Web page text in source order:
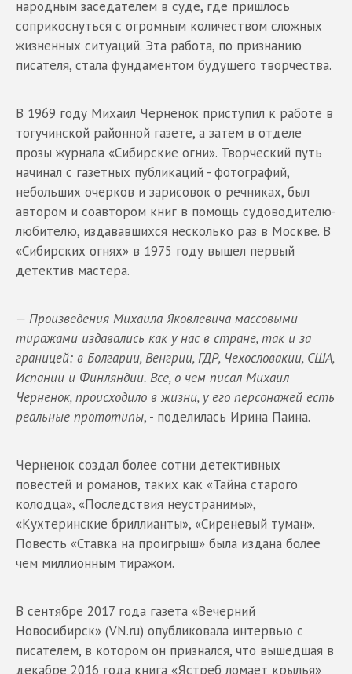
народным заседателем в суде, где пришлось
соприкоснуться с огромным количеством сложных
жизненных ситуаций. Эта работа, по признанию
писателя, стала фундаментом будущего творчества.
В 1969 году Михаил Черненок приступил к работе в
тогучинской районной газете, а затем в отделе
прозы журнала «Сибирские огни». Творческий путь
начинал с газетных публикаций - фотографий,
небольших очерков и зарисовок о речниках, был
автором и соавтором книг в помощь судоводителю-
любителю, издававшихся несколько раз в Москве. В
«Сибирских огнях» в 1975 году вышел первый
детектив мастера.
— Произведения Михаила Яковлевича массовыми
тиражами издавались как у нас в стране, так и за
границей: в Болгарии, Венгрии, ГДР, Чехословакии, США,
Испании и Финляндии. Все, о чем писал Михаил
Черненок, происходило в жизни, у его персонажей есть
реальные прототипы, - поделилась Ирина Паина.
Черненок создал более сотни детективных
повестей и романов, таких как «Тайна старого
колодца», «Последствия неустранимы»,
«Кухтеринские бриллианты», «Сиреневый туман».
Повесть «Ставка на проигрыш» была издана более
чем миллионным тиражом.
В сентябре 2017 года газета «Вечерний
Новосибирск» (VN.ru) опубликовала интервью с
писателем, в котором он признался, что вышедшая в
декабре 2016 года книга «Ястреб ломает крылья»